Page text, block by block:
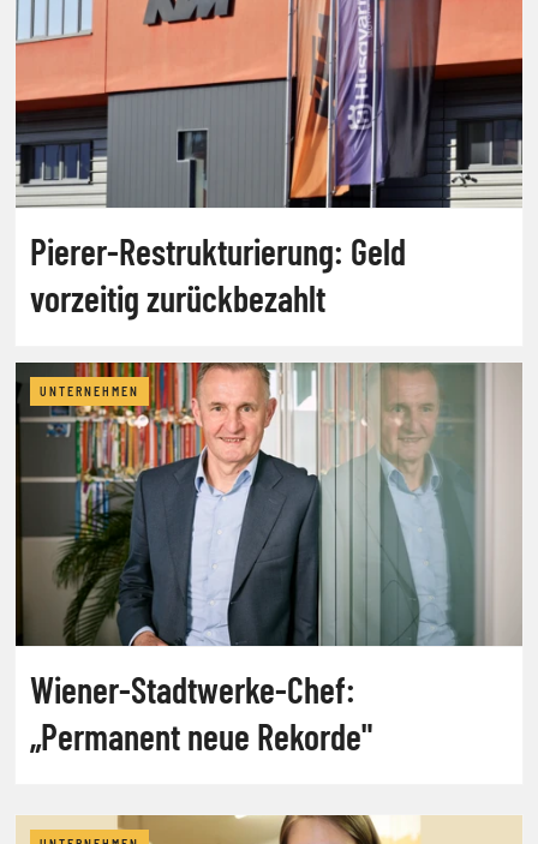
Pierer-Restrukturierung: Geld
vorzeitig zurückbezahlt
UNTERNEHMEN
Wiener-Stadtwerke-Chef:
„Permanent neue Rekorde"